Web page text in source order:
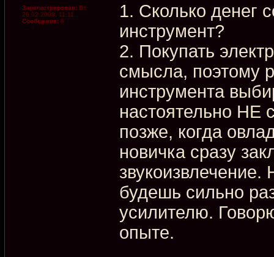
Зарегистрирован: Вт
26.02.2008, 11:11
Сообщения: 6
1. Сколько денег
инструмент?
2. Покупать
смысла, поэтому
инструмента
настоятельно НЕ
позже, когда
новичка сразу
будешь сильно
усилителю.
опыте.